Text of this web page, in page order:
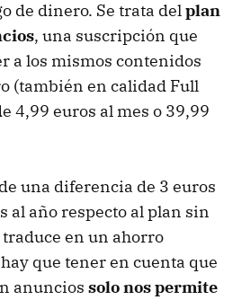
de dinero. Se trata delplan
, una suscripción que
a los mismos contenidos
(también en calidad Full
4,99 euros al mes o 39,99
una diferencia de 3 euros
al año respecto al plan sin
en un ahorro
que tener en cuenta que
anuncios solo nos permite